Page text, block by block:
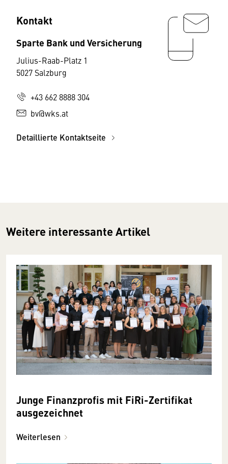
Kontakt
Sparte Bank und Versicherung
Julius-Raab-Platz 1
5027 Salzburg
+43 662 8888 304
bv@wks.at
Detaillierte Kontaktseite
Weitere interessante Artikel
Junge Finanzprofis mit FiRi-Zertifikat
ausgezeichnet
Weiterlesen